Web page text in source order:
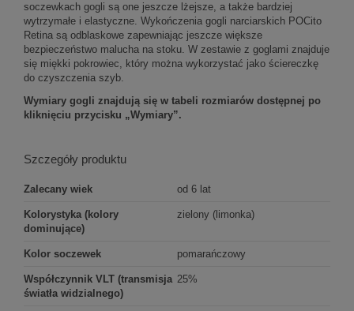
soczewkach gogli są one jeszcze lżejsze, a także bardziej
wytrzymałe i elastyczne. Wykończenia gogli narciarskich POCito
Retina są odblaskowe zapewniając jeszcze większe
bezpieczeństwo malucha na stoku. W zestawie z goglami znajduje
się miękki pokrowiec, który można wykorzystać jako ściereczkę
do czyszczenia szyb.
Wymiary gogli znajdują się w tabeli rozmiarów dostępnej po
kliknięciu przycisku „Wymiary”.
Szczegóły produktu
Zalecany wiek od 6 lat
Kolorystyka (kolory
dominujące)
zielony (limonka)
Kolor soczewek pomarańczowy
Współczynnik VLT (transmisja
światła widzialnego)
25%